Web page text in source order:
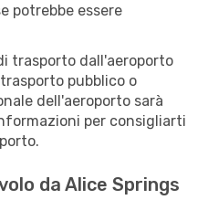
potrebbe essere
trasporto dall'aeroporto
pubblico o
dell'aeroporto sarà
per consigliarti
da Alice Springs